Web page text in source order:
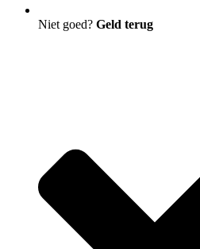
Niet goed? Geld terug